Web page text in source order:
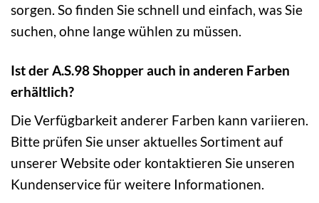
sorgen. So finden Sie schnell und einfach, was Sie
suchen, ohne lange wühlen zu müssen.
Ist der A.S.98 Shopper auch in anderen Farben
erhältlich?
Die Verfügbarkeit anderer Farben kann variieren.
Bitte prüfen Sie unser aktuelles Sortiment auf
unserer Website oder kontaktieren Sie unseren
Kundenservice für weitere Informationen.